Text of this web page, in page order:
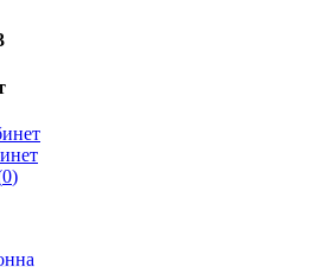
0)